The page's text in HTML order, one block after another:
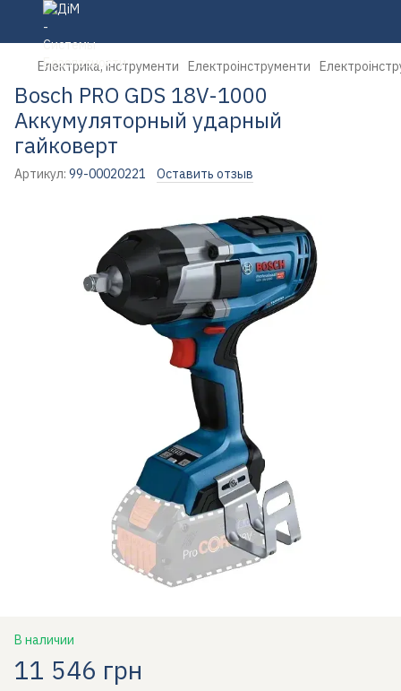
Електрика, інструменти Електроінструменти
Bosch PRO GDS 18V-1000
Аккумуляторный ударный
гайковерт
Артикул: 99-00020221 Оставить отзыв
В наличии
11 546 грн